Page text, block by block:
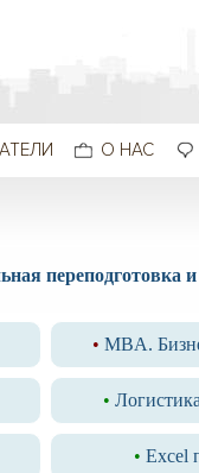
О НАС
• MBA.
•
• Excel